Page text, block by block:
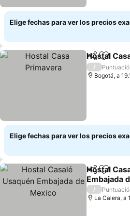
Elige fechas para ver los precios
Compartir
Hostal
/
Bogotá, a
Elige fechas para ver los precios
Compartir
Hostal
Embajada
/
La Calera, a